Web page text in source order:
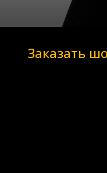
Заказать